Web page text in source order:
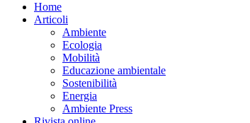
Home
Articoli
Ambiente
Ecologia
Mobilità
Educazione ambientale
Sostenibilità
Energia
Ambiente Press